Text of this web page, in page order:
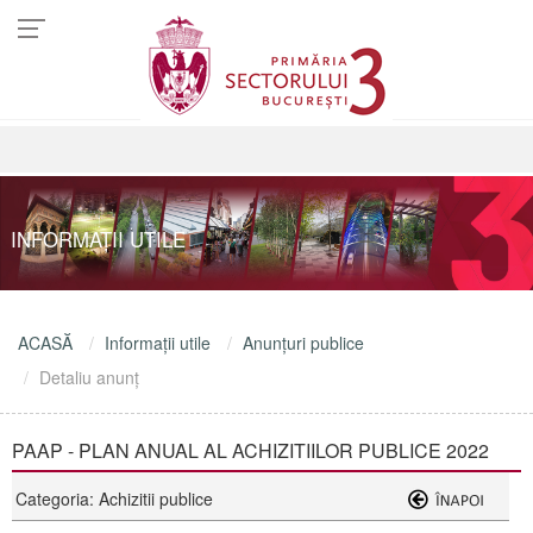
INFORMAŢII UTILE
ACASĂ Informaţii utile
Anunţuri publice
Detaliu anunţ
PAAP - PLAN ANUAL AL ACHIZITIILOR PUBLICE 2022
Categoria: Achizitii publice